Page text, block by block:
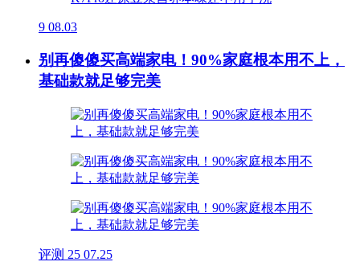
9 08.03
别再傻傻买高端家电！90%家庭根本用不上，
基础款就足够完美
评测 25 07.25